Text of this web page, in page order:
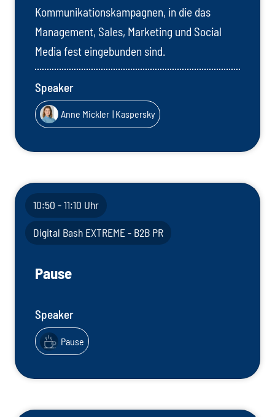
Kommunikationskampagnen, in die das
Management, Sales, Marketing und Social
Media fest eingebunden sind.
Speaker
Anne Mickler | Kaspersky
10:50 - 11:10 Uhr
Digital Bash EXTREME - B2B PR
Pause
Speaker
Pause